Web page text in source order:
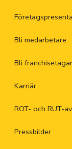
Bli medarbetare
Bli
Karriär
ROT- och RUT-
Pressbilder